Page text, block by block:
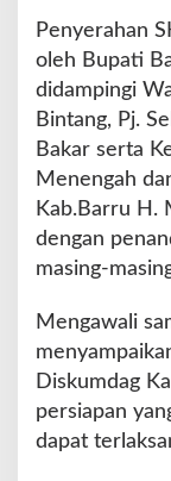
a
h
u
2
0
2
5
d
e
n
a
n
P
e
n
y
Penyerahan
oleh Bupati
didampingi
Bintang, Pj.
Bakar serta
Menengah
Kab.Barru H.
dengan
masing-
Mengawali
Diskumdag
persiapan
dapat